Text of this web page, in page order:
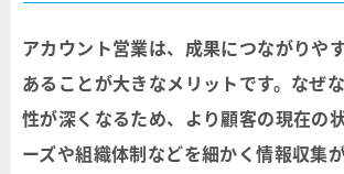
アカウント営業は、成果につながりや
あることが大きなメリットです。なぜ
性が深くなるため、より顧客の現在の
ーズや組織体制などを細かく情報収集